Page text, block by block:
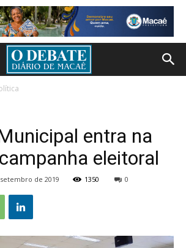
entra na
eleitoral
de 2019 1350 0